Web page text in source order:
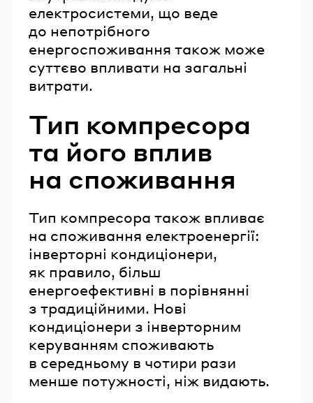
електросистеми, що веде
до непотрібного
енергоспоживання також може
суттєво впливати на загальні
витрати.
Тип компресора
та його вплив
на споживання
Тип компресора також впливає
на споживання електроенергії:
інверторні кондиціонери,
як правило, більш
енергоефективні в порівнянні
з традиційними. Нові
кондиціонери з інверторним
керуванням споживають
в середньому в чотири рази
менше потужності, ніж видають.